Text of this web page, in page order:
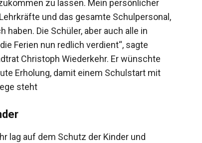
zu lassen. Mein persönlicher
und das gesamte Schulpersonal,
Die Schüler, aber auch alle in
Ferien nun redlich verdient“, sagte
Christoph Wiederkehr. Er wünschte
Erholung, damit einem Schulstart mit
steht
lag auf dem Schutz der Kinder und